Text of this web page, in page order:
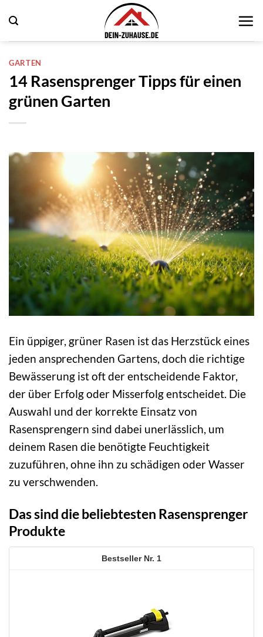
Inhalt
springen
GARTEN
14 Rasensprenger Tipps für einen
grünen Garten
Ein üppiger, grüner Rasen ist das Herzstück eines
jeden ansprechenden Gartens, doch die richtige
Bewässerung ist oft der entscheidende Faktor,
der über Erfolg oder Misserfolg entscheidet. Die
Auswahl und der korrekte Einsatz von
Rasensprengern sind dabei unerlässlich, um
deinem Rasen die benötigte Feuchtigkeit
zuzuführen, ohne ihn zu schädigen oder Wasser
zu verschwenden.
Das sind die beliebtesten Rasensprenger
Produkte
1